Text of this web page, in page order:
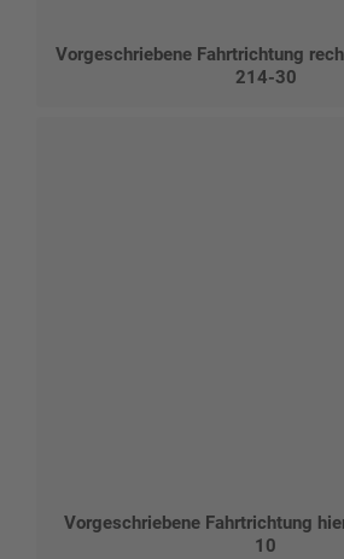
Vorgeschriebene Fahrtrichtung
214-30
Vorgeschriebene Fahrtrichtung
10